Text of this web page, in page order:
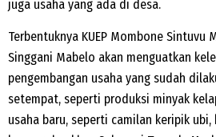
juga usaha yang ada di desa.
Terbentuknya KUEP Mombone Sintuvu
Singgani Mabelo akan menguatkan
pengembangan usaha yang sudah
setempat, seperti produksi minyak
usaha baru, seperti camilan keripik